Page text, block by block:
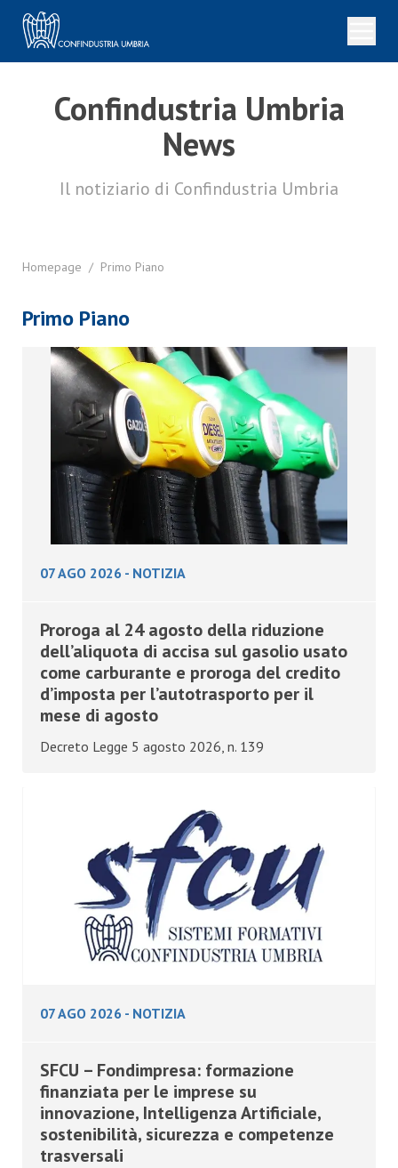
Confindustria Umbria
News
Il notiziario di Confindustria Umbria
Homepage / Primo Piano
Primo Piano
07 AGO 2026 - NOTIZIA
Proroga al 24 agosto della riduzione
dell’aliquota di accisa sul gasolio usato
come carburante e proroga del credito
d’imposta per l’autotrasporto per il
mese di agosto
Decreto Legge 5 agosto 2026, n. 139
07 AGO 2026 - NOTIZIA
SFCU – Fondimpresa: formazione
finanziata per le imprese su
innovazione, Intelligenza Artificiale,
sostenibilità, sicurezza e competenze
trasversali